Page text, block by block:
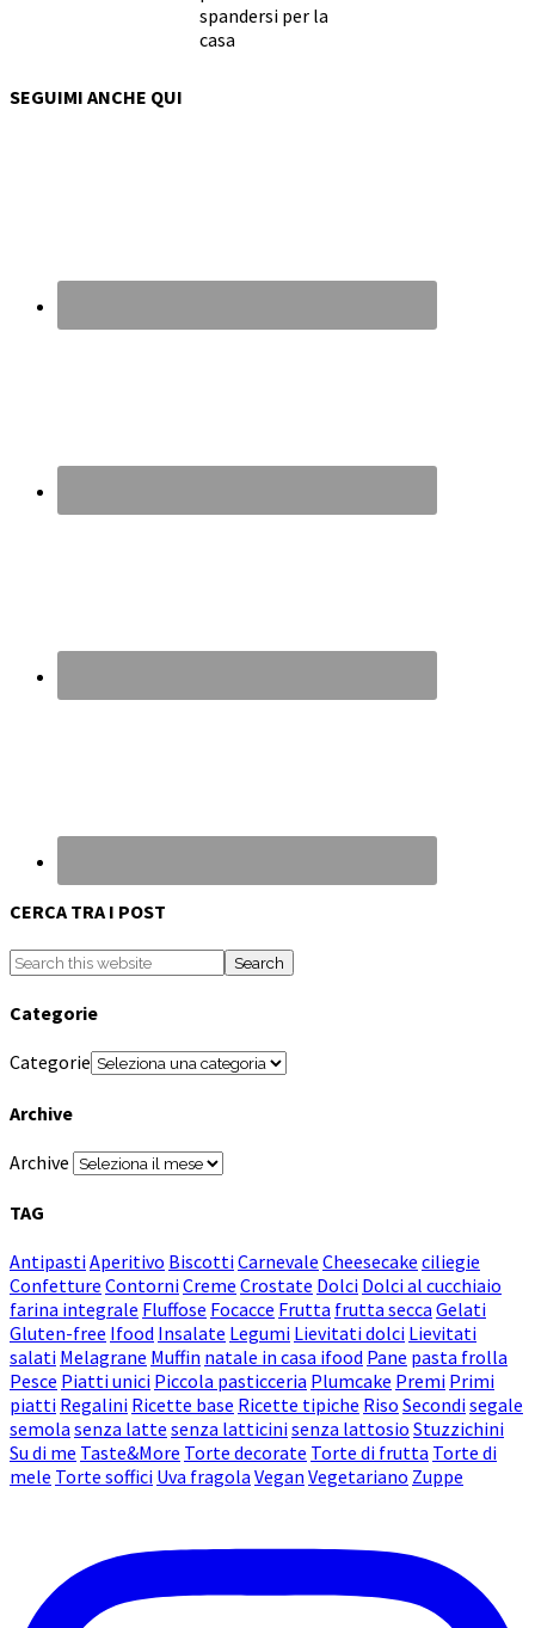
spandersi per la
casa
SEGUIMI ANCHE QUI
CERCA TRA I POST
Categorie
Categorie
Archive
Archive
TAG
AntipastiAperitivo BiscottiCarnevale Cheesecake ciliegie
Confetture ContorniCreme Crostate Dolci Dolci al cucchiaio
farina integrale Fluffose Focacce Frutta frutta secca Gelati
Gluten-free Ifood Insalate Legumi Lievitati dolci Lievitati
salati Melagrane Muffin natale in casa ifood Pane pasta frolla
Pesce Piatti unici Piccola pasticceria Plumcake Premi Primi
piatti Regalini Ricette base Ricette tipiche Riso Secondisegale
semola senza latte senza latticinisenza lattosio Stuzzichini
Su di me Taste&More Torte decorate Torte di frutta Torte di
mele Torte soffici Uva fragola Vegan Vegetariano Zuppe